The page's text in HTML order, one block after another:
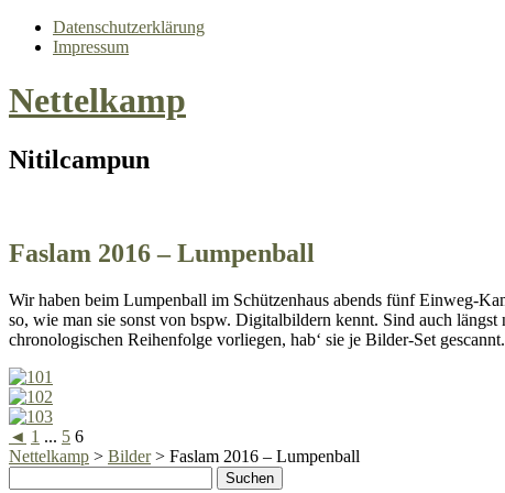
Datenschutzerklärung
Impressum
Nettelkamp
Nitilcampun
Faslam 2016 – Lumpenball
Wir haben beim Lumpenball im Schützenhaus abends fünf Einweg-
so, wie man sie sonst von bspw. Digitalbildern kennt. Sind auch
chronologischen Reihenfolge vorliegen, hab‘ sie je Bilder-Set gescannt.
◄ 1 ... 5 6
Nettelkamp > Bilder> Faslam 2016 – Lumpenball